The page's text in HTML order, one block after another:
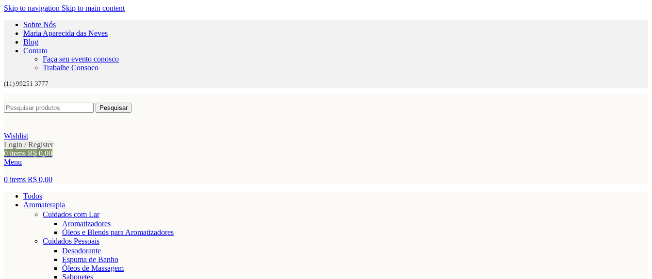
Skip to navigation Skip to main content
Sobre Nós
Maria Aparecida das Neves
Blog
Contato
Faça seu evento conosco
Trabalhe Consoco
(11) 99251-3777
Pesquisar
Wishlist
Login / Register
0 items R$ 0,00
Menu
0 items R$ 0,00
Todos
Aromaterapia
Cuidados com Lar
Aromatizadores
Óleos e Blends para Aromatizadores
Cuidados Pessoais
Desodorante
Espuma de Banho
Óleos de Massagem
Sabonetes